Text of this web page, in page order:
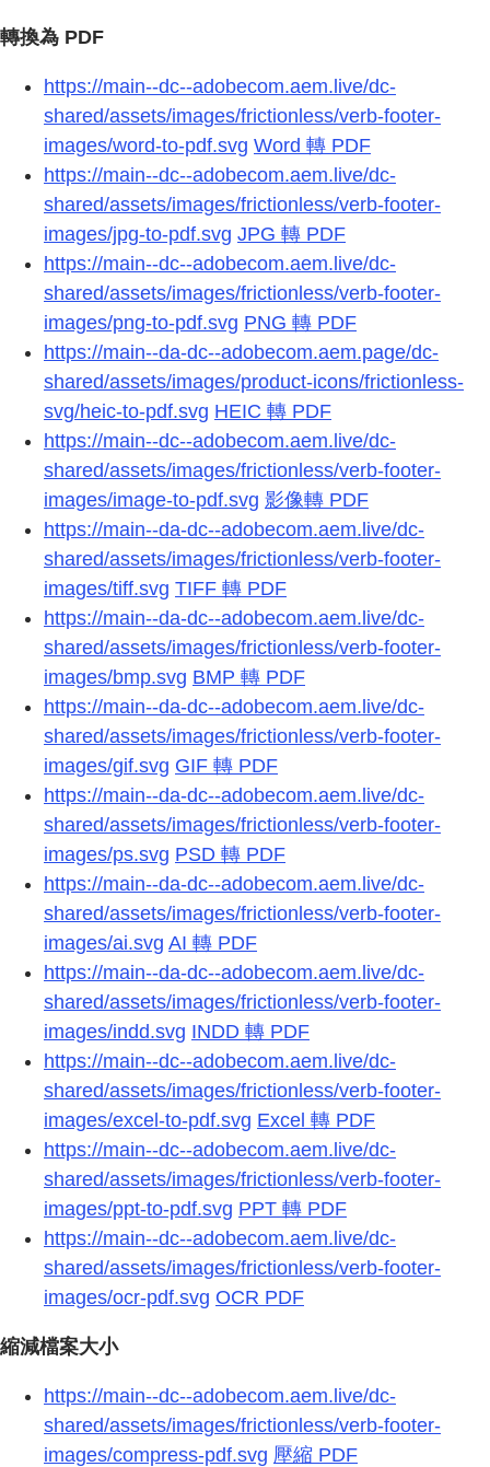
轉換為 PDF
https://main--dc--adobecom.aem.live/dc-
shared/assets/images/frictionless/verb-footer-
images/word-to-pdf.svg Word 轉 PDF
https://main--dc--adobecom.aem.live/dc-
shared/assets/images/frictionless/verb-footer-
images/jpg-to-pdf.svg JPG 轉 PDF
https://main--dc--adobecom.aem.live/dc-
shared/assets/images/frictionless/verb-footer-
images/png-to-pdf.svg PNG 轉 PDF
https://main--da-dc--adobecom.aem.page/dc-
shared/assets/images/product-icons/frictionless-
svg/heic-to-pdf.svg HEIC 轉 PDF
https://main--dc--adobecom.aem.live/dc-
shared/assets/images/frictionless/verb-footer-
images/image-to-pdf.svg 影像轉 PDF
https://main--da-dc--adobecom.aem.live/dc-
shared/assets/images/frictionless/verb-footer-
images/tiff.svg TIFF 轉 PDF
https://main--da-dc--adobecom.aem.live/dc-
shared/assets/images/frictionless/verb-footer-
images/bmp.svg BMP 轉 PDF
https://main--da-dc--adobecom.aem.live/dc-
shared/assets/images/frictionless/verb-footer-
images/gif.svg GIF 轉 PDF
https://main--da-dc--adobecom.aem.live/dc-
shared/assets/images/frictionless/verb-footer-
images/ps.svg PSD 轉 PDF
https://main--da-dc--adobecom.aem.live/dc-
shared/assets/images/frictionless/verb-footer-
images/ai.svg AI 轉 PDF
https://main--da-dc--adobecom.aem.live/dc-
shared/assets/images/frictionless/verb-footer-
images/indd.svg INDD 轉 PDF
https://main--dc--adobecom.aem.live/dc-
shared/assets/images/frictionless/verb-footer-
images/excel-to-pdf.svg Excel 轉 PDF
https://main--dc--adobecom.aem.live/dc-
shared/assets/images/frictionless/verb-footer-
images/ppt-to-pdf.svg PPT 轉 PDF
https://main--dc--adobecom.aem.live/dc-
shared/assets/images/frictionless/verb-footer-
images/ocr-pdf.svg OCR PDF
縮減檔案大小
https://main--dc--adobecom.aem.live/dc-
shared/assets/images/frictionless/verb-footer-
images/compress-pdf.svg 壓縮 PDF